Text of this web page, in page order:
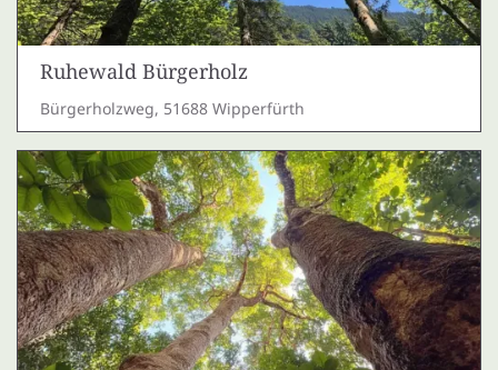
Ruhewald Bürgerholz
Bürgerholzweg, 51688 Wipperfürth